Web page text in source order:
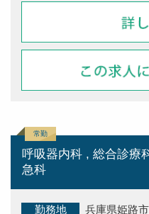
呼吸器内科 , 総合診療
急科
勤務地
兵庫県姫路